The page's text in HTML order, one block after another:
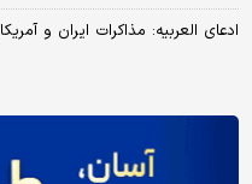
ادعای العربیه: مذاکرات ایران و